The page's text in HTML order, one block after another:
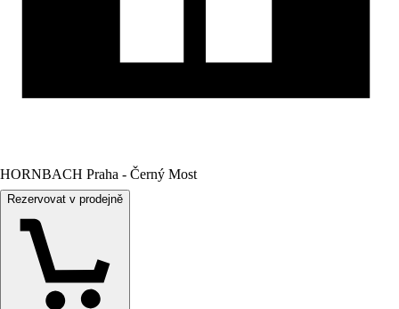
HORNBACH Praha - Černý Most
Rezervovat v prodejně